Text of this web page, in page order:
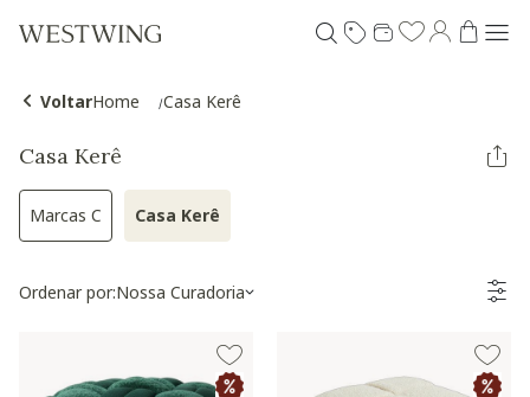
VoltarHome Casa Kerê
Casa Kerê
Marcas CRefinar por Categoria: Marcas C
Casa Kerê
Ordenar por:Nossa Curadoria